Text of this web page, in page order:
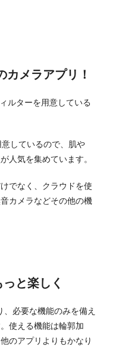
カメラアプリ！
ルターを用意している
しているので、肌や
人気を集めています。
でなく、クラウドを使
カメラなどその他の機
と楽しく
必要な機能のみを備え
使える機能は輪郭加
のアプリよりもかなり